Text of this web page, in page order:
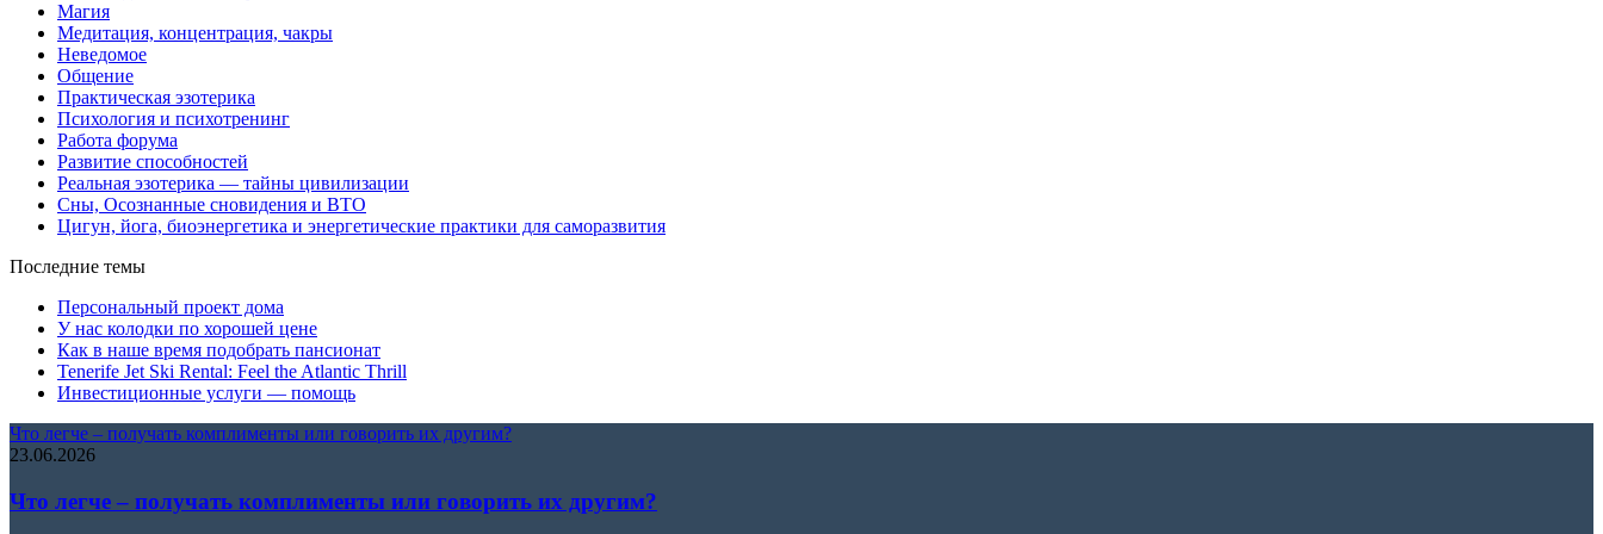
Магия
Медитация, концентрация, чакры
Неведомое
Общение
Практическая эзотерика
Психология и психотренинг
Работа форума
Развитие способностей
Реальная эзотерика — тайны цивилизации
Сны, Осознанные сновидения и ВТО
Цигун, йога, биоэнергетика и энергетические практики для саморазвития
Последние темы
Персональный проект дома
У нас колодки по хорошей цене
Как в наше время подобрать пансионат
Tenerife Jet Ski Rental: Feel the Atlantic Thrill
Инвестиционные услуги — помощь
Что легче – получать комплименты или говорить их другим?
23.06.2026
Что легче – получать комплименты или говорить их другим?